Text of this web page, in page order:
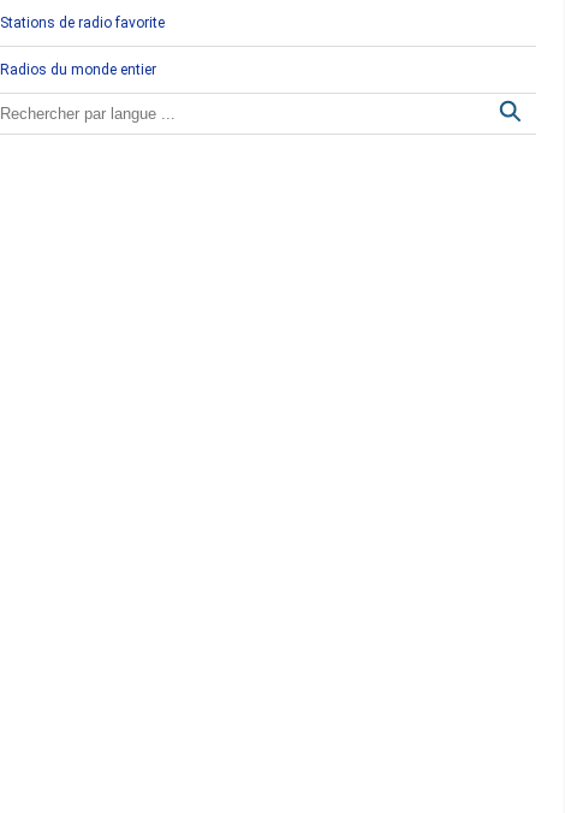
Egypte
Stations de radio favorite
Radios du monde entier